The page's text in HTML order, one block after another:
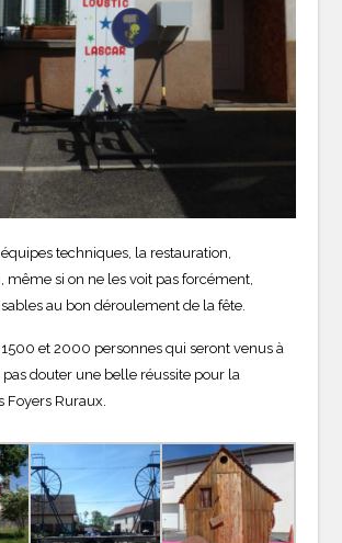
techniques, la restauration,
même si on ne les voit pas forcément,
au bon déroulement de la fête.
et 2000 personnes qui seront venus à
pas douter une belle réussite pour la
Foyers Ruraux.